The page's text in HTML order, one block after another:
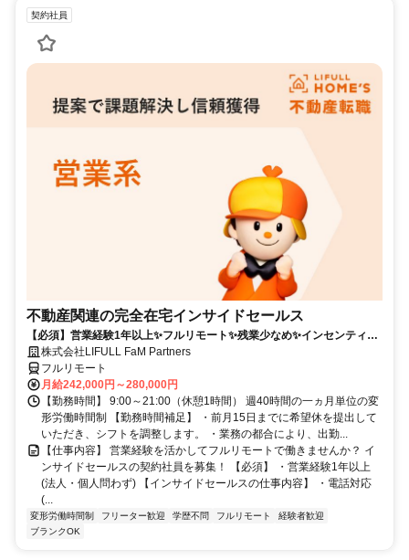
契約社員
不動産関連の完全在宅インサイドセールス
【必須】営業経験1年以上✨フルリモート✨残業少なめ✨インセンティブ
有 株式会社LIFULL FaM Partners
フルリモート
月給242,000円～280,000円
【勤務時間】 9:00～21:00（休憩1時間） 週40時間の一ヵ月単位の変
形労働時間制 【勤務時間補足】 ・前月15日までに希望休を提出して
いただき、シフトを調整します。 ・業務の都合により、出勤...
【仕事内容】 営業経験を活かしてフルリモートで働きませんか？ イ
ンサイドセールスの契約社員を募集！ 【必須】 ・営業経験1年以上
(法人・個人問わず) 【インサイドセールスの仕事内容】 ・電話対応
(...
変形労働時間制 フリーター歓迎 学歴不問 フルリモート
経験者歓迎
ブランクOK